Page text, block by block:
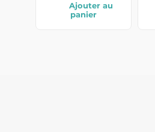
Ajouter au
panier